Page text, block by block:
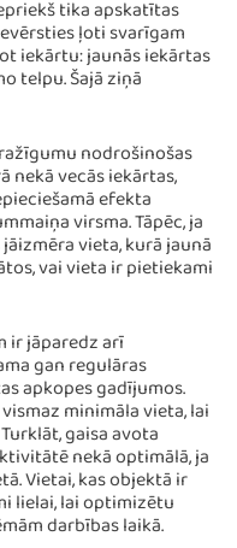
tika apskatītas
ļoti svarīgam
iekārtu: jaunās iekārtas
telpu. Šajā ziņā
nodrošinošas
nekā vecās iekārtas,
efekta
virsma. Tāpēc, ja
vieta, kurā jaunā
vai vieta ir pietiekami
ir jāparedz arī
gan regulāras
apkopes gadījumos.
minimāla vieta, lai
gaisa avota
nekā optimālā, ja
Vietai, kas objektā ir
lielai, lai optimizētu
darbības laikā.